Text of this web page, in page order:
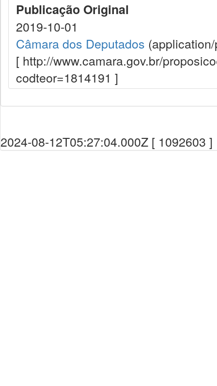
Publicação Original
2019-10-01
Câmara dos Deputados
[ http://www.camara.gov.br/
codteor=1814191 ]
2024-08-12T05:27:04.000Z [ 1092603 ]